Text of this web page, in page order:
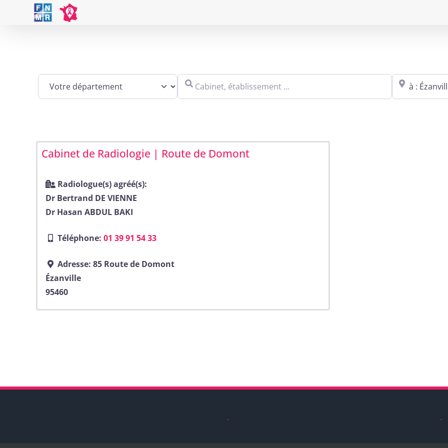
Cabinet, établissement ... Proche de :
Cabinet de Radiologie | Route de Domont
Radiologue(s) agréé(s):
Dr Bertrand DE VIENNE
Dr Hasan ABDUL BAKI
Téléphone: 01 39 91 54 33
Adresse: 85 Route de Domont
Ézanville
95460